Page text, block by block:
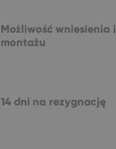
Możliwość wniesienia i
montażu
14 dni na rezygnację